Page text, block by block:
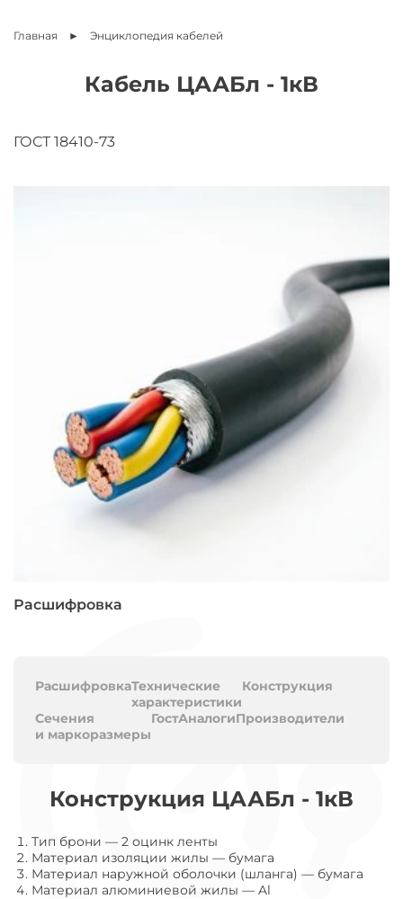
Главная Энциклопедия кабелей
Кабель ЦААБл - 1кВ
ГОСТ 18410-73
Расшифровка
РасшифровкаТехнические
характеристики
Конструкция
Сечения
и маркоразмеры
ГостАналогиПроизводители
Конструкция ЦААБл - 1кВ
Тип брони — 2 оцинк ленты
Материал изоляции жилы — бумага
Материал наружной оболочки (шланга) — бумага
Материал алюминиевой жилы — Al